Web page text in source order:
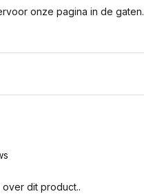
onze pagina in de gaten.
dit product..